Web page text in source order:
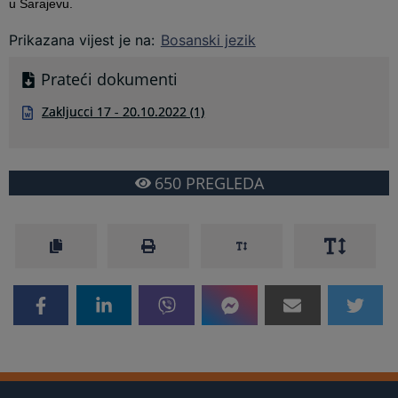
u Sarajevu.
Prikazana vijest je na: Bosanski jezik
Prateći dokumenti
Zakljucci 17 - 20.10.2022 (1)
650PREGLEDA